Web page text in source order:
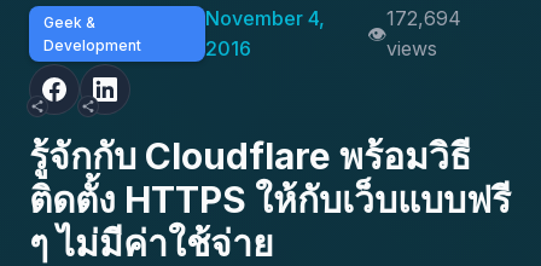
Geek &
Development
November 4,
2016
172,694
views
รู้จักกับ Cloudflare พร้อมวิธี
ติดตั้ง HTTPS ให้กับเว็บแบบฟรี
ๆ ไม่มีค่าใช้จ่าย